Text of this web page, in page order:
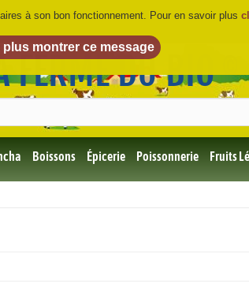
FERME DU BIO
Boissons Épicerie Poissonnerie Fruits
à son bon fonctionnement. Pour en savoir plus